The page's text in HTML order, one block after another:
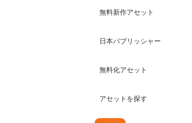
無料新作アセット
日本パブリッシャー
無料化アセット
アセットを探す